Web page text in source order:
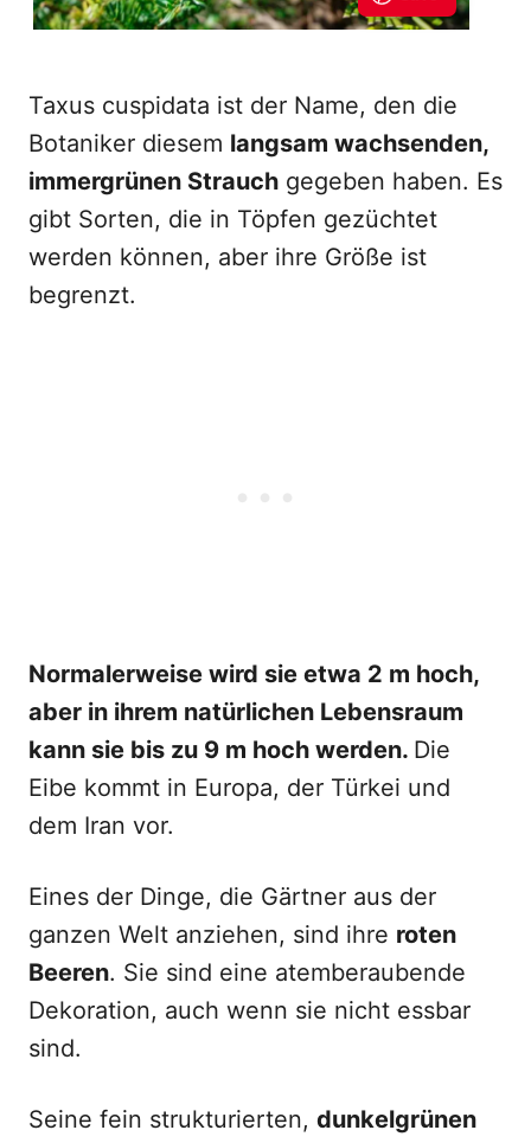
Taxus cuspidata ist der Name, den die
Botaniker diesem langsam wachsenden,
immergrünen Strauch gegeben haben. Es
gibt Sorten, die in Töpfen gezüchtet
werden können, aber ihre Größe ist
begrenzt.
Normalerweise wird sie etwa 2 m hoch,
aber in ihrem natürlichen Lebensraum
kann sie bis zu 9 m hoch werden. Die
Eibe kommt in Europa, der Türkei und
dem Iran vor.
Eines der Dinge, die Gärtner aus der
ganzen Welt anziehen, sind ihre roten
Beeren. Sie sind eine atemberaubende
Dekoration, auch wenn sie nicht essbar
sind.
Seine fein strukturierten, dunkelgrünen